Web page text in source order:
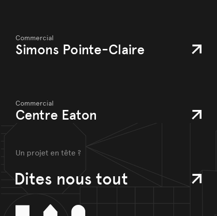
Commercial
Simons Pointe-Claire
Commercial
Centre Eaton
Un projet en tête ?
Dites nous tout